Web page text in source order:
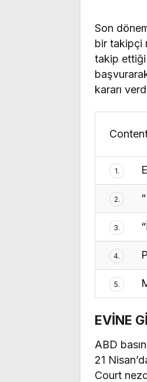
Son
bir takipçi
takip ettiği
kararı
1.
2.
3.
4.
5.
EVİNE
ABD
21
Court